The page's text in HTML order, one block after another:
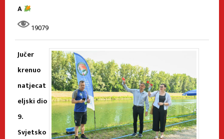
A
19079
Jučer
krenuo
natjecat
eljski dio
9.
Svjetsko